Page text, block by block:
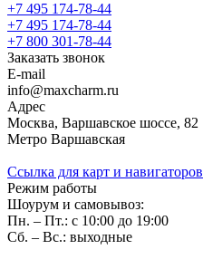
+7 495 174-78-44
+7 495 174-78-44
+7 800 301-78-44
Заказать звонок
E-mail
info@maxcharm.ru
Адрес
Москва, Варшавское шоссе, 82
Метро Варшавская
Ссылка для карт и навигаторов
Режим работы
Шоурум и самовывоз:
Пн. – Пт.: с 10:00 до 19:00
Сб. – Вс.: выходные